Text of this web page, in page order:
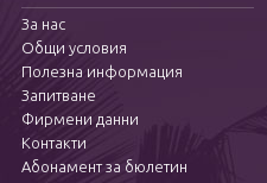
За нас
Общи условия
Полезна информация
Запитване
Фирмени данни
Контакти
Абонамент за бюлетин